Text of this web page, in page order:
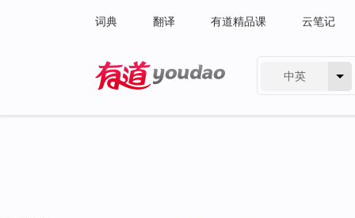
词典 翻译 有道精品课 云笔记
中英